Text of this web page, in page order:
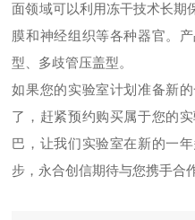
面领域可以利用冻干技术长期
膜和神经组织等各种器官。
型、多歧管压盖型。
如果您的实验室计划准备新
了，赶紧预约购买属于您的
巴，让我们实验室在新的一
步，永合创信期待与您携手合